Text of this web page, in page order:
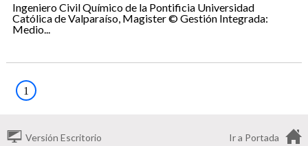
Ingeniero Civil Químico de la Pontificia Universidad
Católica de Valparaíso, Magister © Gestión Integrada:
Medio...
1
Versión Escritorio Ir a Portada